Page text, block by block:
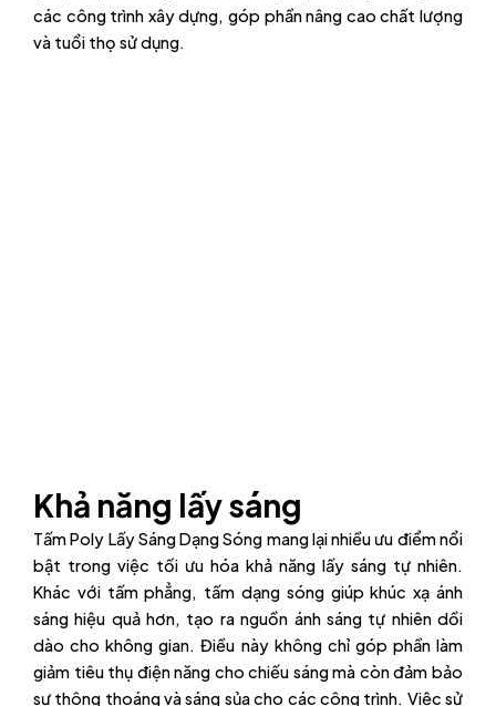
các công trình xây dựng, góp phần nâng cao chất lượng
và tuổi thọ sử dụng.
Khả năng lấy sáng
Tấm Poly Lấy Sáng Dạng Sóng mang lại nhiều ưu điểm nổi
bật trong việc tối ưu hóa khả năng lấy sáng tự nhiên.
Khác với tấm phẳng, tấm dạng sóng giúp khúc xạ ánh
sáng hiệu quả hơn, tạo ra nguồn ánh sáng tự nhiên dồi
dào cho không gian. Điều này không chỉ góp phần làm
giảm tiêu thụ điện năng cho chiếu sáng mà còn đảm bảo
sự thông thoáng và sáng sủa cho các công trình. Việc sử